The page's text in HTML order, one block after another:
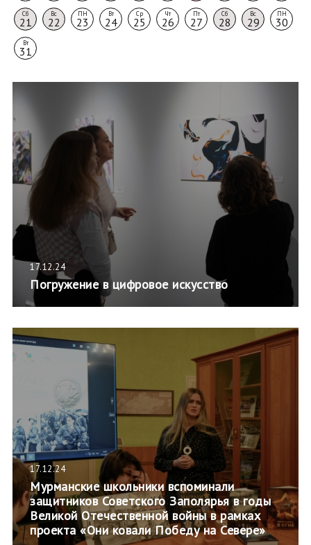
Сб
21
Вс
22
ПН
23
Вт
24
Ср
25
Чт
26
Пт
27
Сб
28
Вс
29
ПН
30
Вт
31
17.12.24
Погружение в цифровое искусство
17.12.24
Мурманские школьники вспоминали
защитников Советского Заполярья в годы
Великой Отечественной войны в рамках
проекта «Они ковали Победу на Севере»